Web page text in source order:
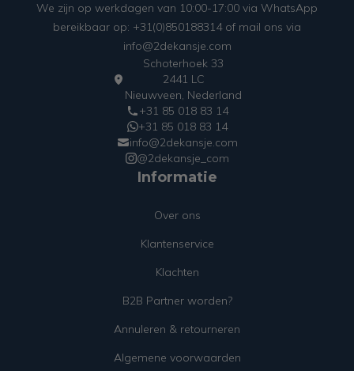
We zijn op werkdagen van 10:00-17:00 via WhatsApp
bereikbaar op: +31(0)850188314 of mail ons via
info@2dekansje.com
Schoterhoek 33
2441 LC
Nieuwveen, Nederland
+31 85 018 83 14
+31 85 018 83 14
info@2dekansje.com
@2dekansje_com
Informatie
Over ons
Klantenservice
Klachten
B2B Partner worden?
Annuleren & retourneren
Algemene voorwaarden